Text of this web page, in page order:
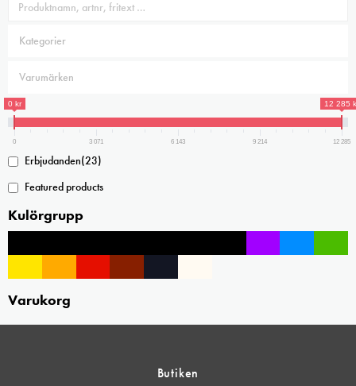
0 kr 12 285
0 3 071 6 143 9 214 12 285
Erbjudanden(23)
Featured products
Kulörgrupp
Varukorg
Butiken